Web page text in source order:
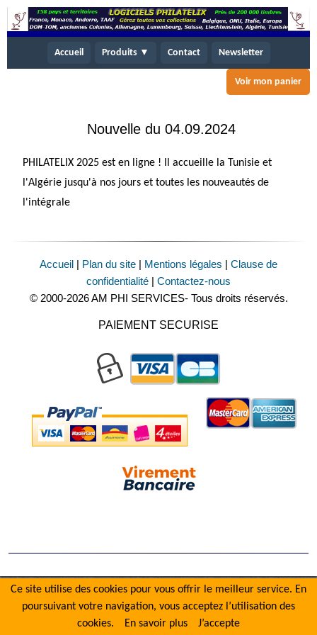
Accueil Produits ▼ Contact Newsletter
Voir mon panier
Nouvelle du 04.09.2024
PHILATELIX 2025 est en ligne ! Il accueille la Tunisie et
l'Algérie jusqu'à nos jours et toutes les nouveautés de
l'intégrale
Accueil | Plan du site | Mentions légales | Clause de
confidentialité | Contactez-nous
© 2000-2026 AM PHI SERVICES- Tous droits réservés.
PAIEMENT SECURISE
Ce site utilise des cookies pour vous offrir le meilleur service. En
poursuivant votre navigation, vous acceptez l’utilisation des
cookies.
En savoir plus J’accepte